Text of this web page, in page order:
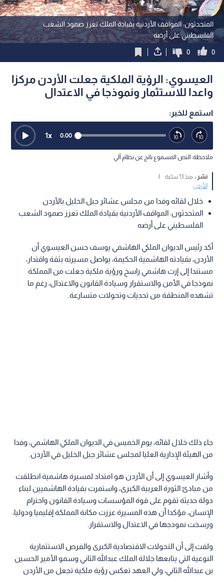
المتحدثون: المواقف الأردنية بقيادة الملك تعزز صمود الشعب
الفلسطيني على أرضه
0
0
العيسوي: الرؤية الملكية جعلت الأردن مركزا
واعدا للاستثمار ونموذجا في الاعتدال
استمع للخبر:
0:00
1x
ملاحظة: النص المسموع ناتج عن نظام آلي
نشر : منذ 13 ساعة
|
الأردن
خلال لقائه وفدا من مجلس عشائر جبل الخليل بالأردن
المتحدثون: المواقف الأردنية بقيادة الملك تعزز صمود الشعب
الفلسطيني على أرضه
أكد رئيس الديوان الملكي الهاشمي يوسف حسن العيسوي أن
الأردن، بقيادته الهاشمية الحكيمة، يواصل مسيرته بثقة واقتدار،
مستندا إلى إرث هاشمي راسخ ورؤية ملكية جعلت من المملكة
نموذجا في الأمن والاستقرار وسيادة القانون والاعتدال، رغم ما
تشهده المنطقة من تحديات وتحولات متسارعة.
جاء ذلك خلال لقائه، يوم الخميس في الديوان الملكي الهاشمي، وفدا
من الهيئة الإدارية العليا لمجلس عشائر جبل الخليل في الأردن.
وأشار العيسوي إلى أن الأردن هو امتداد لمسيرة هاشمية انطلقت
من مبادئ الثورة العربية الكبرى، واستمرت بقيادة الهاشميين لبناء
دولة حديثة تقوم على قوة المؤسسات وسيادة القانون واحترام
الإنسان، مؤكدا أن هذه المسيرة عززت مكانة المملكة إقليميا ودوليا،
ورسخت نموذجها في الاعتدال والاستقرار.
ولفت إلى أن التحولات الاقتصادية الكبرى والفرص الاستثمارية
النوعية التي يتابعها جلالة الملك عبدالله الثاني وسمو الأمير الحسين
بن عبدالله الثاني، ولي العهد تعكس رؤية ملكية تجعل من الأردن